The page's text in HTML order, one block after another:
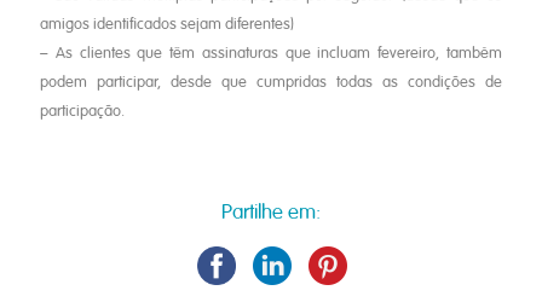
amigos identificados sejam diferentes)
– As clientes que têm assinaturas que incluam fevereiro, também
podem participar, desde que cumpridas todas as condições de
participação.
Partilhe em: